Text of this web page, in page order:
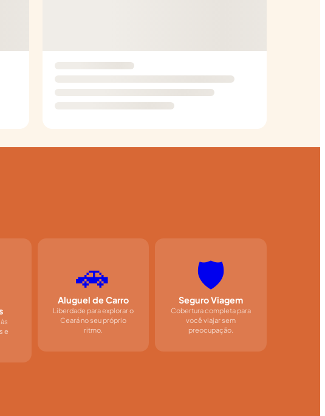
e
🚗
Aluguel de Carro
Liberdade para explorar o
Ceará no seu próprio
ritmo.
🛡️
Seguro Viagem
Cobertura completa para
você viajar sem
preocupação.